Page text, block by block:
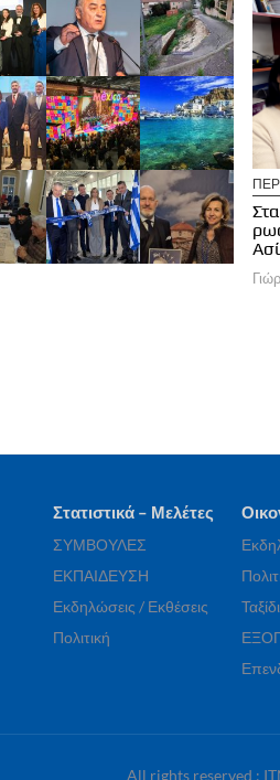
ΤΟΥΡΙΣΜΟΣ
Global Longevity & Anti-
Summit 2026
Καραχρήστος 1 Αυγούστου, 2026
Στατιστικά – Μελέτες
ΣΥΜΒΟΥΛΕΣ
ΕΚΠΑΙΔΕΥΣΗ
Εκδηλώσεις / Εκθέσεις
Πολιτική
All rights reserved :